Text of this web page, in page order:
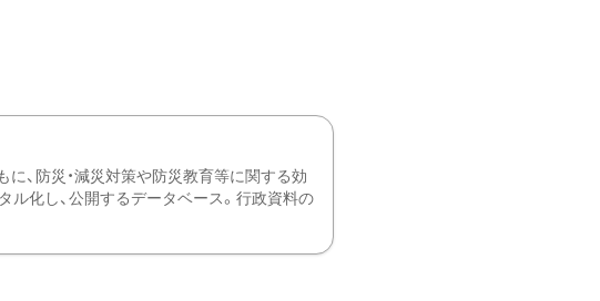
、防災・減災対策や防災教育等に関する効
ル化し、公開するデータベース。行政資料の